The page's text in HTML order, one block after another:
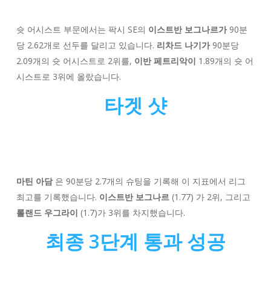
슛 어시스트 부문에서는 팍시 SE의 이스트반 보그나르가90분
당 2.62개로 선두를 달리고 있습니다. 리차드 나기가90분당
2.09개의 슛 어시스트로 2위를, 이반 페트리악이 1.89개의 슛 어
시스트로 3위에 올랐습니다.
타겟 샷
마틴 아담은 90분당 2.7개의 슈팅을 기록해 이 지표에서 리그
최고를 기록했습니다. 이스트반 보그나르 (1.77) 가 2위, 그리고
롤랜드 우그라이 (1.7)가 3위를 차지했습니다.
최종 3단계 통과 성공